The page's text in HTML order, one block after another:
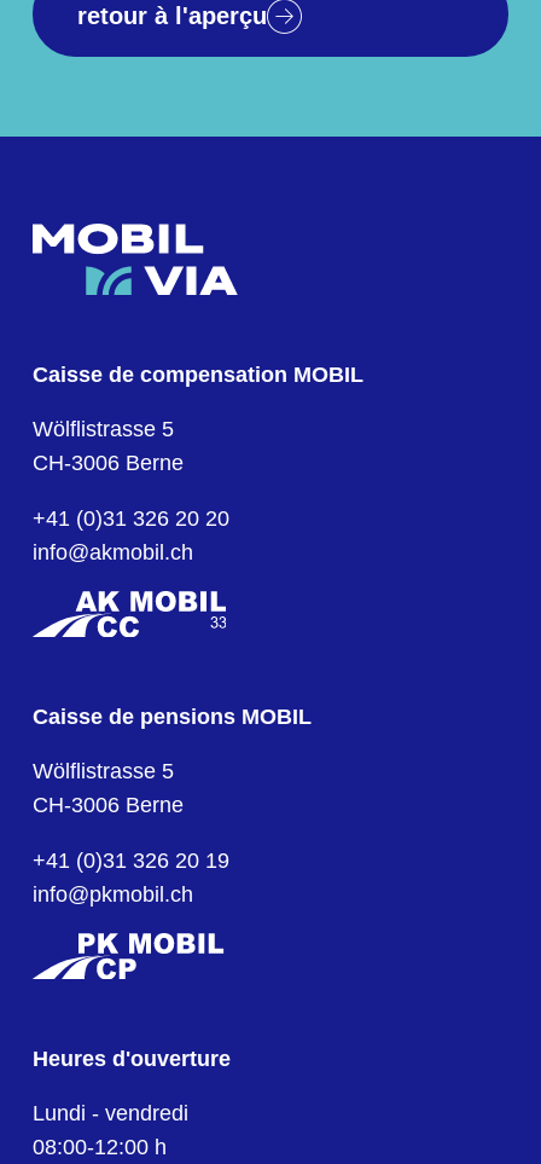
retour à l'aperçu
Caisse de compensation MOBIL
Wölflistrasse 5
CH-3006 Berne
+41 (0)31 326 20 20
info@akmobil.ch
Caisse de pensions MOBIL
Wölflistrasse 5
CH-3006 Berne
+41 (0)31 326 20 19
info@pkmobil.ch
Heures d'ouverture
Lundi - vendredi
08:00-12:00 h